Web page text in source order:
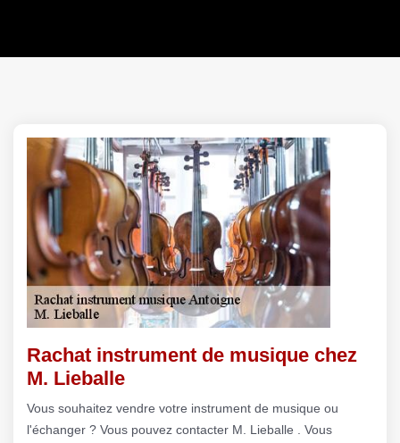
Rachat instrument de musique chez
M. Lieballe
Vous souhaitez vendre votre instrument de musique ou
l'échanger ? Vous pouvez contacter M. Lieballe . Vous